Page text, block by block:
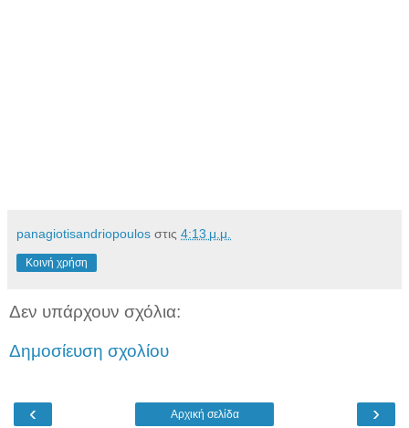
panagiotisandriopoulos στις 4:13 μ.μ.
Κοινή χρήση
Δεν υπάρχουν σχόλια:
Δημοσίευση σχολίου
‹ ›
Αρχική σελίδα